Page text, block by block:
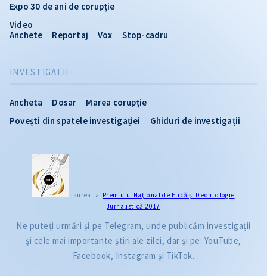
INVESTIGATII
Ancheta Dosar
Marea corupție
Povești din spatele investigației
Ghiduri de investigații
Expo 30 de ani de corupție
Video
Anchete
Reportaj Vox Stop-cadru
Laureat al Premiului Naţional de Etică și Deontologie
Jurnalistică 2017
Ne puteți urmări și pe Telegram, unde publicăm investigații
și cele mai importante știri ale zilei, dar și pe: YouTube,
Facebook, Instagram și TikTok.